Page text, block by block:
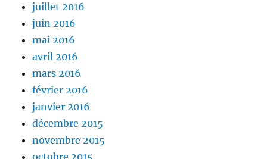
juillet 2016
juin 2016
mai 2016
avril 2016
mars 2016
février 2016
janvier 2016
décembre 2015
novembre 2015